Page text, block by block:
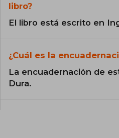
libro?
El libro está escrito en
¿Cuál es la
La encuadernación de
Dura.